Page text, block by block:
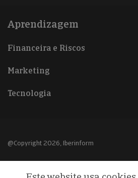
Aprendizagem
Financeira e Riscos
Marketing
Tecnologia
@Copyright 2026, Iberinform